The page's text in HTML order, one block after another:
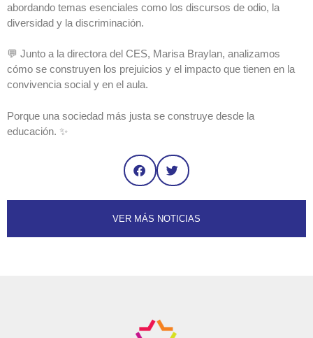
abordando temas esenciales como los discursos de odio, la
diversidad y la discriminación.
💬 Junto a la directora del CES, Marisa Braylan, analizamos
cómo se construyen los prejuicios y el impacto que tienen en la
convivencia social y en el aula.
Porque una sociedad más justa se construye desde la
educación. ✨
VER MÁS NOTICIAS